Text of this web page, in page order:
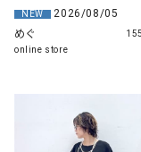
CONVERSE ALL
Deck（ディック）
EVOL（イーボル）
NEW
2026/08/05
めぐ
online store